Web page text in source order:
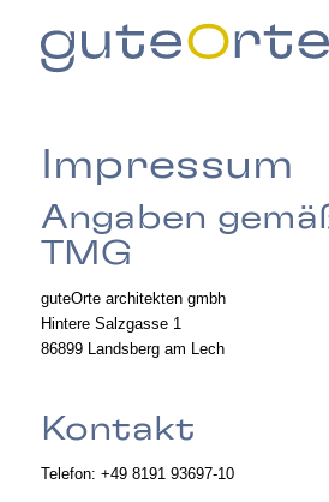
Impressum
Angaben
TMG
guteOrte architekten gmbh
Hintere Salzgasse 1
86899 Landsberg am Lech
Kontakt
Telefon: +49 8191 93697-10